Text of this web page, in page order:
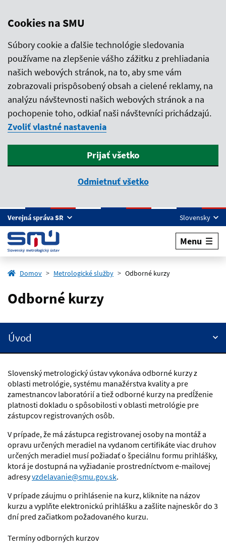
Preskočiť na hlavný obsah
Verejná správa SR Slovensky
Menu
Domov Metrologické služby Odborné kurzy
Odborné kurzy
Úvod
Slovenský metrologický ústav vykonáva odborné kurzy z
oblasti metrológie, systému manažérstva kvality a pre
zamestnancov laboratórií a tiež odborné kurzy na predĺženie
platnosti dokladu o spôsobilosti v oblasti metrológie pre
zástupcov registrovaných osôb.
V prípade, že má zástupca registrovanej osoby na montáž a
opravu určených meradiel na vydanom certifikáte viac druhov
určených meradiel musí požiadať o špeciálnu formu prihlášky,
ktorá je dostupná na vyžiadanie prostredníctvom e-mailovej
adresyvzdelavanie@smu.gov.sk.
V prípade záujmu o prihlásenie na kurz, kliknite na názov
kurzu a vyplňte elektronickú prihlášku a zašlite najneskôr do 3
dní pred začiatkom požadovaného kurzu.
Termíny odborných kurzov
Cookies na SMU
Súbory cookie a ďalšie technológie sledovania
používame na zlepšenie vášho zážitku z prehliadania
našich webových stránok, na to, aby sme vám
zobrazovali prispôsobený obsah a cielené reklamy, na
analýzu návštevnosti našich webových stránok a na
pochopenie toho, odkiaľ naši návštevníci prichádzajú.
Zvoliť vlastné nastavenia
Prijať všetko
Odmietnuť všetko